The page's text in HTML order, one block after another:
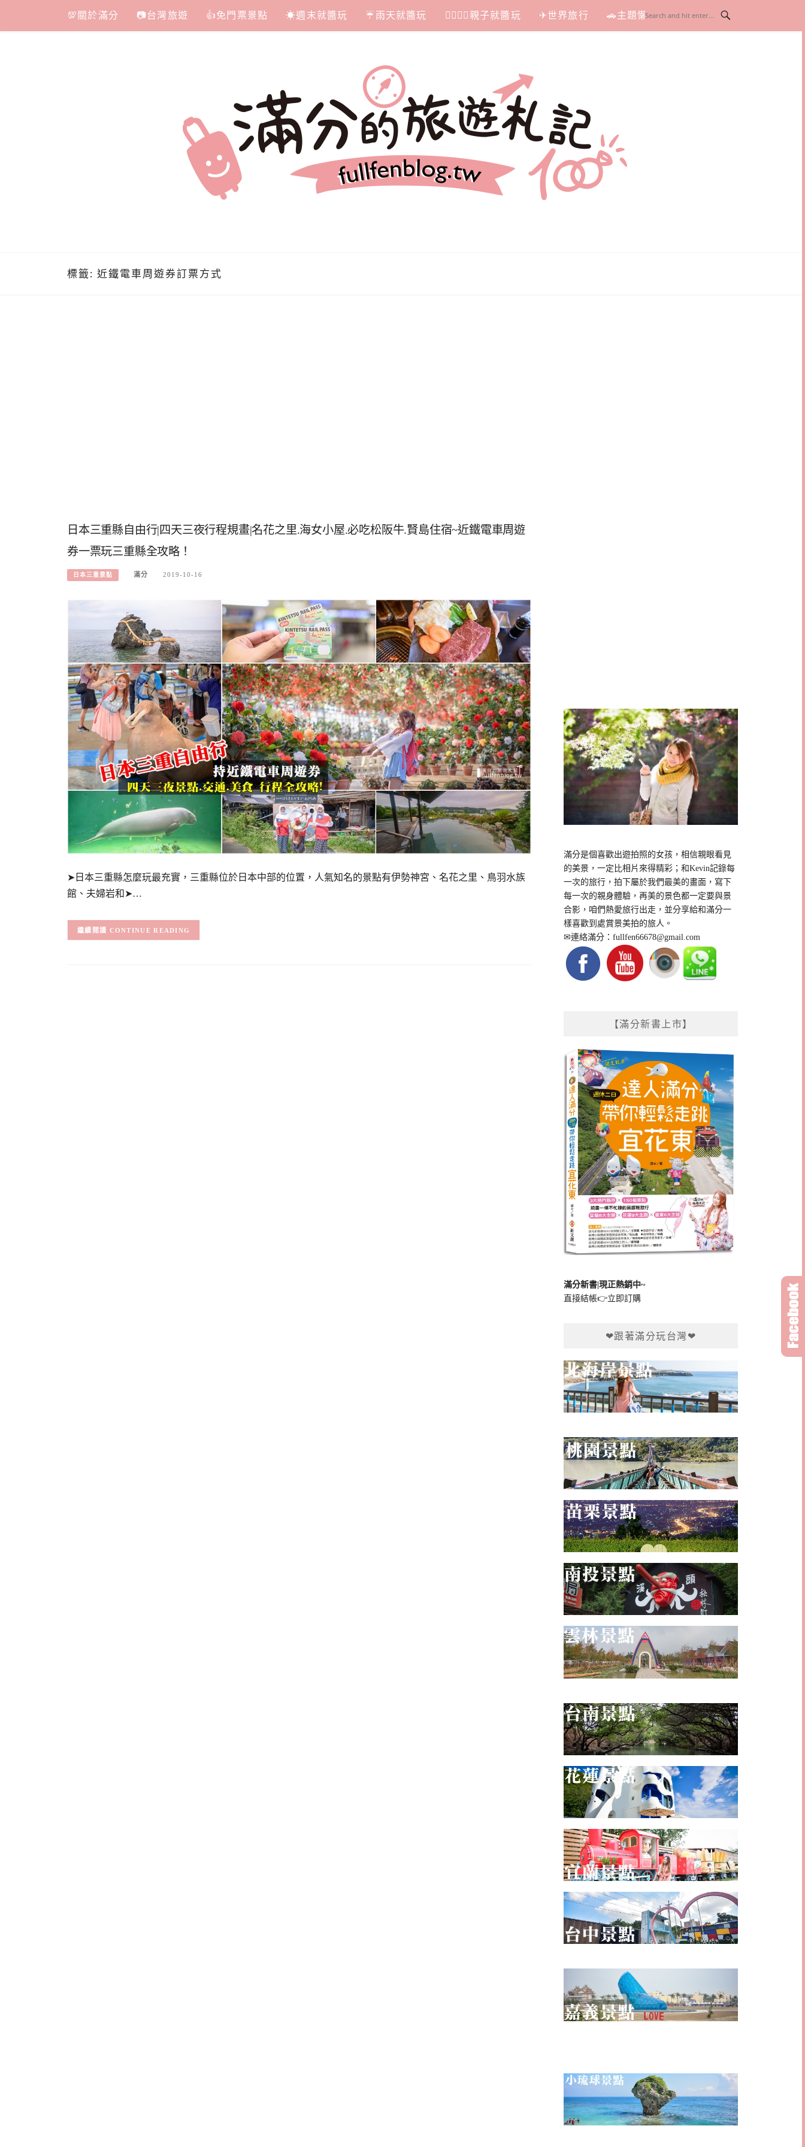
content
💯關於滿分 📷台灣旅遊 👍免門票景點 ☀週末就醬玩 ☔雨天就醬玩 👩‍❤‍💋‍👨親子就醬玩 ✈世界旅行 🚗主題懶人包
標籤: 近鐵電車周遊券訂票方式
日本三重縣自由行|四天三夜行程規畫|名花之里.海女小屋.必吃松阪牛.賢島住宿~近鐵電車周遊
券一票玩三重縣全攻略！
日本三重景點 滿分 2019-10-16
➤日本三重縣怎麼玩最充實，三重縣位於日本中部的位置，人氣知名的景點有伊勢神宮、名花之里、鳥羽水族
館、夫婦岩和➤…
CONTINUE READING
滿分是個喜歡出遊拍照的女孩，相信親眼看見
的美景，一定比相片來得精彩；和Kevin記錄每
一次的旅行，拍下屬於我們最美的畫面，寫下
每一次的親身體驗，再美的景色都一定要與景
合影，咱們熱愛旅行出走，並分享給和滿分一
樣喜歡到處賞景美拍的旅人。
✉連絡滿分：fullfen66678@gmail.com
【滿分新書上市】
滿分新書|現正熱銷中~
直接結帳👉立即訂購
❤跟著滿分玩台灣❤